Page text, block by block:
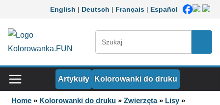
Przejdź do treściEnglish | Deutsch | Français | Español
Artykuły Kolorowanki do druku
Home » Kolorowanki do druku »Zwierzęta» Lisy »